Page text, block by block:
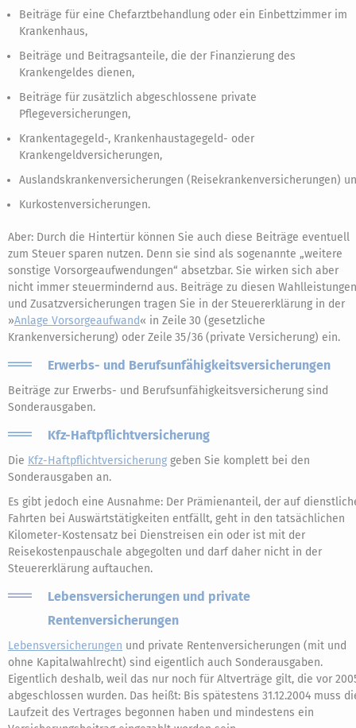
Beiträge für eine Chefarztbehandlung oder ein Einbettzimmer im
Krankenhaus,
Beiträge und Beitragsanteile, die der Finanzierung des
Krankengeldes dienen,
Beiträge für zusätzlich abgeschlossene private
Pflegeversicherungen,
Krankentagegeld-, Krankenhaustagegeld- oder
Krankengeldversicherungen,
Auslandskrankenversicherungen (Reisekrankenversicherungen)
Kurkostenversicherungen.
Aber: Durch die Hintertür können Sie auch diese Beiträge eventuell
zum Steuer sparen nutzen. Denn sie sind als sogenannte „weitere
sonstige Vorsorgeaufwendungen“ absetzbar. Sie wirken sich aber
nicht immer steuermindernd aus. Beiträge zu diesen Wahlleistungen
und Zusatzversicherungen tragen Sie in der Steuererklärung in der
»Anlage Vorsorgeaufwand« in Zeile 30 (gesetzliche
Krankenversicherung) oder Zeile 35/36 (private Versicherung) ein.
Erwerbs- und Berufsunfähigkeitsversicherungen
Beiträge zur Erwerbs- und Berufsunfähigkeitsversicherung sind
Sonderausgaben.
Kfz-Haftpflichtversicherung
Die Kfz-Haftpflichtversicherung geben Sie komplett bei den
Sonderausgaben an.
Es gibt jedoch eine Ausnahme: Der Prämienanteil, der auf
Fahrten bei Auswärtstätigkeiten entfällt, geht in den tatsächlichen
Kilometer-Kostensatz bei Dienstreisen ein oder ist mit der
Reisekostenpauschale abgegolten und darf daher nicht in der
Steuererklärung auftauchen.
Lebensversicherungen und private
Rentenversicherungen
Lebensversicherungen und private Rentenversicherungen (mit und
ohne Kapitalwahlrecht) sind eigentlich auch Sonderausgaben.
Eigentlich deshalb, weil das nur noch für Altverträge gilt, die vor
abgeschlossen wurden. Das heißt: Bis spätestens 31.12.2004 muss
Laufzeit des Vertrages begonnen haben und mindestens ein